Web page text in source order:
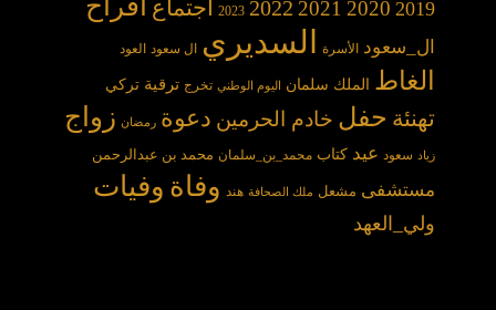
2019
2020
2021
2022
2023 اجتماع افراح
ال_سعود الأسرة السديري ال سعود العود
الغاط الملك سلمان اليوم الوطني تخرج ترقية تركي
تهنئة حفل خادم الحرمين دعوة رمضان زواج
زياد سعود عيد كتاب محمد_بن_سلمان محمد بن عبدالرحمن
مستشفى مشعل ملك الصحافة هند وفاة وفيات
ولي_العهد